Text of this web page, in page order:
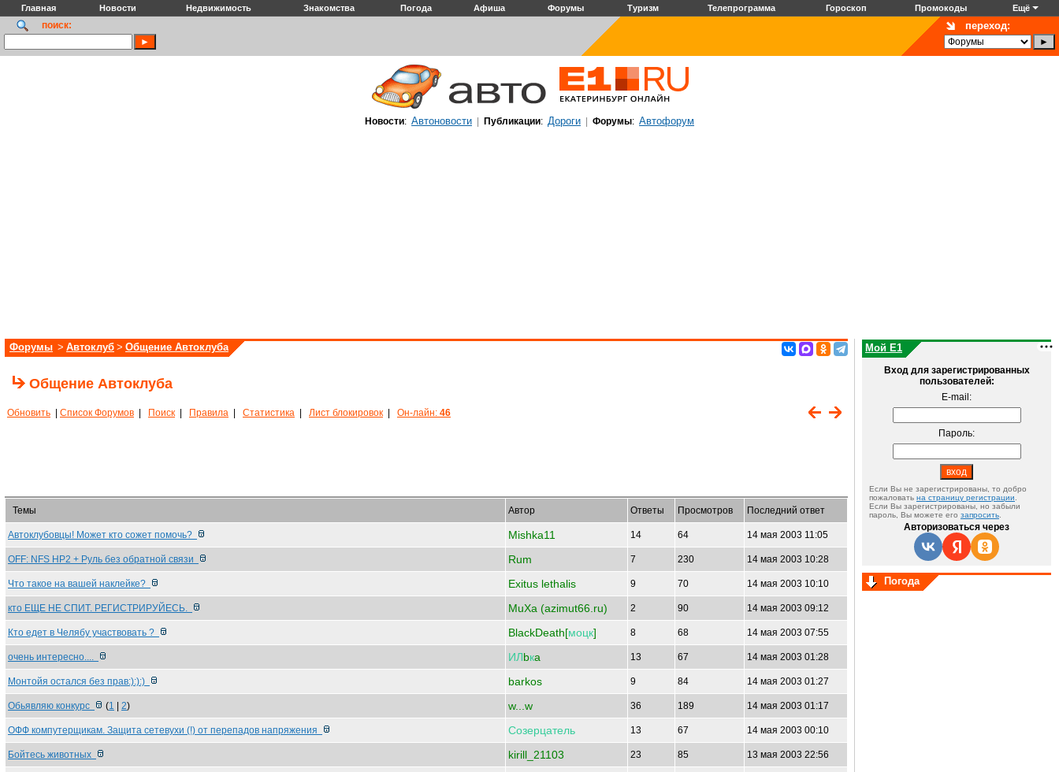
Главная Новости Недвижимость Знакомства Погода Афиша Форумы Туризм Телепрограмма Гороскоп Промокоды Ещё
поиск: переход:
Новости: Автоновости Публикации: Дороги Форумы: Автофорум
Форумы > Автоклуб > Общение Автоклуба
Общение Автоклуба
Обновить Список Форумов Поиск Правила Статистика Лист блокировок Он-лайн: 46
Темы Автор Ответы Просмотров Последний ответ
Автоклубовцы! Может кто сожет помочь? Mishka11 14 64 14 мая 2003 11:05
OFF: NFS HP2 + Руль без обратной связи Rum 7 230 14 мая 2003 10:28
Что такое на вашей наклейке? Exitus lethalis 9 70 14 мая 2003 10:10
кто ЕЩЕ НЕ СПИТ. РЕГИСТРИРУЙЕСЬ. MuXa (azimut66.ru) 2 90 14 мая 2003 09:12
Кто едет в Челябу участвовать ? BlackDeath[моцк] 8 68 14 мая 2003 07:55
очень интересно.... ИЛbкa 13 67 14 мая 2003 01:28
Монтойя остался без прав:):):) barkos 9 84 14 мая 2003 01:27
Обьявляю конкурс (1 2) w...w 36 189 14 мая 2003 01:17
ОФФ компутерщикам. Защита сетевухи (!) от перепадов напряжения Созерцатель 13 67 14 мая 2003 00:10
Бойтесь животных kirill_21103 23 85 13 мая 2003 22:56
Мой E1
Вход для зарегистрированных
пользователей:
E-mail:
Пароль:
Если Вы не зарегистрированы, то добро
пожаловать на страницу регистрации
Если Вы зарегистрированы, но забыли
пароль, Вы можете его запросить
Авторизоваться через
Погода